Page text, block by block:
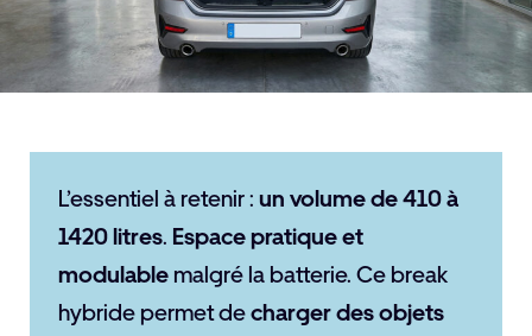
L’essentiel à retenir : un volume de 410 à
1420 litres. Espace pratique et
modulable malgré la batterie. Ce break
hybride permet decharger des objets